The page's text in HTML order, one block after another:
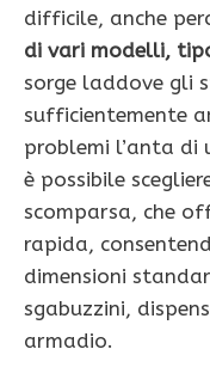
difficile, anche
di vari modelli,
sorge laddove gli
sufficientemente
problemi l’anta di
è possibile
scomparsa, che
rapida,
dimensioni
sgabuzzini,
armadio.